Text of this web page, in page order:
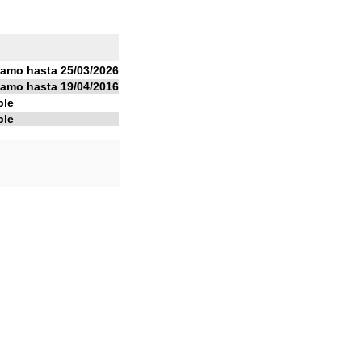
hasta 25/03/2026
hasta 19/04/2016